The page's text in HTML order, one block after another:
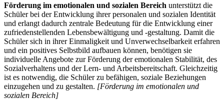
Förderung im emotionalen und sozialen Bereich unterstützt die
Schüler bei der Entwicklung ihrer personalen und sozialen Identität
und erlangt dadurch zentrale Bedeutung für die Entwicklung einer
zufriedenstellenden Lebensbewältigung und -gestaltung. Damit die
Schüler sich in ihrer Einmaligkeit und Unverwechselbarkeit erfahren
und ein positives Selbstbild aufbauen können, benötigen sie
individuelle Angebote zur Förderung der emotionalen Stabilität, des
Sozialverhaltens und der Lern- und Arbeitsbereitschaft. Gleichzeitig
ist es notwendig, die Schüler zu befähigen, soziale Beziehungen
einzugehen und zu gestalten. [Förderung im emotionalen und
sozialen Bereich]